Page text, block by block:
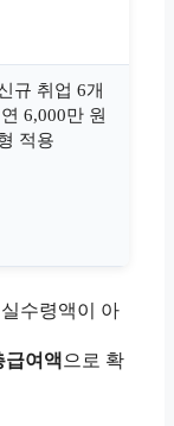
규 취업 6개
6,000만 원
적용
수령액이 아
급여액 으로 확